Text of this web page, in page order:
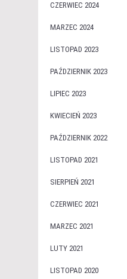
CZERWIEC 2024
MARZEC 2024
LISTOPAD 2023
PAŹDZIERNIK 2023
LIPIEC 2023
KWIECIEŃ 2023
PAŹDZIERNIK 2022
LISTOPAD 2021
SIERPIEŃ 2021
CZERWIEC 2021
MARZEC 2021
LUTY 2021
LISTOPAD 2020